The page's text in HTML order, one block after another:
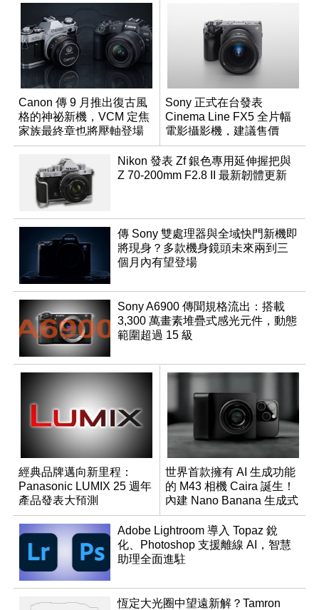
Canon 傳 9 月推出復古風
格的神祕新機，VCM 定焦
家族最終章也將壓軸登場
Sony 正式在台發表
Cinema Line FX5 全片幅
電影攝影機，建議售價
NT$144,980
Nikon 發表 Zf 銀色專用延伸握把與
Z 70-200mm F2.8 II 最新韌體更新
傳 Sony 雙處理器與全域快門新機即
將現身？多款機身鏡頭未來兩到三
個月內有望登場
Sony A6900 傳聞規格流出：搭載
3,300 萬畫素堆疊式感光元件，動態
範圍超過 15 級
經典品牌邁向新里程：
Panasonic LUMIX 25 週年
產品發表大預測
世界首款擁有 AI 生成功能
的 M43 相機 Caira 誕生！
內建 Nano Banana 生成式
AI
Adobe Lightroom 導入 Topaz 銳
化、Photoshop 支援離線 AI，智慧
助理全面進駐
恆定大光圈中望遠新解？Tamron